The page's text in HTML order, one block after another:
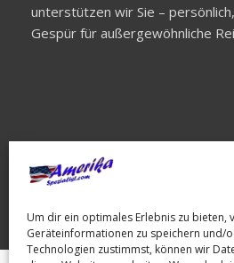
Um dir ein optimales Erlebnis zu bieten,
Geräteinformationen zu speichern und/
Technologien zustimmst, können wir
unterstützen wir Sie –
Gespür für außergewöhnliche